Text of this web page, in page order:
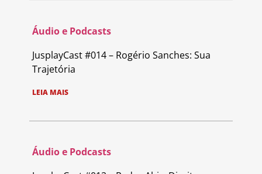
Áudio e Podcasts
JusplayCast #014 – Rogério Sanches: Sua
Trajetória
LEIA MAIS
Áudio e Podcasts